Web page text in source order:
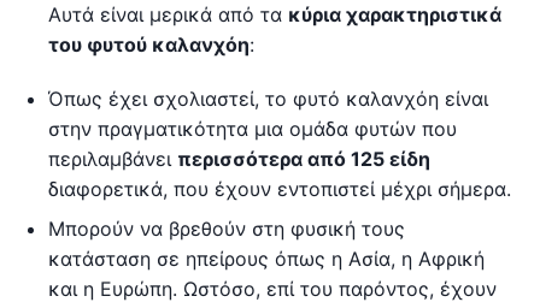
Αυτά είναι μερικά από τα κύρια χαρακτηριστικά
του φυτού καλανχόη:
Όπως έχει σχολιαστεί, το φυτό καλανχόη είναι
στην πραγματικότητα μια ομάδα φυτών που
περιλαμβάνει περισσότερα από 125 είδη
διαφορετικά, που έχουν εντοπιστεί μέχρι σήμερα.
Μπορούν να βρεθούν στη φυσική τους
κατάσταση σε ηπείρους όπως η Ασία, η Αφρική
και η Ευρώπη. Ωστόσο, επί του παρόντος, έχουν